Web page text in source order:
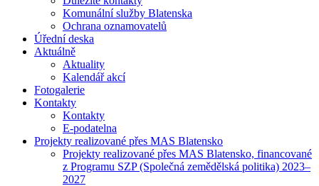
Komunální služby Blatenska
Ochrana oznamovatelů
Úřední deska
Aktuálně
Aktuality
Kalendář akcí
Fotogalerie
Kontakty
Kontakty
E-podatelna
Projekty realizované přes MAS Blatensko
Projekty realizované přes MAS Blatensko, financované
z Programu SZP (Společná zemědělská politika) 2023–
2027